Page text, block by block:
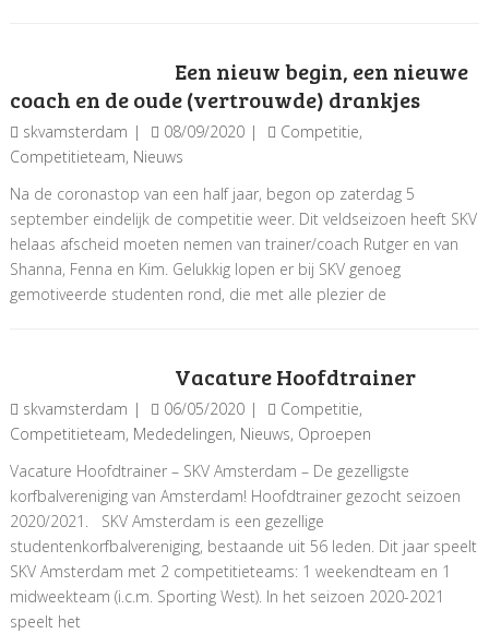
Een nieuw begin, een nieuwe
coach en de oude (vertrouwde) drankjes
skvamsterdam 08/09/2020 Competitie,
Competitieteam, Nieuws
Na de coronastop van een half jaar, begon op zaterdag 5
september eindelijk de competitie weer. Dit veldseizoen heeft SKV
helaas afscheid moeten nemen van trainer/coach Rutger en van
Shanna, Fenna en Kim. Gelukkig lopen er bij SKV genoeg
gemotiveerde studenten rond, die met alle plezier de
Vacature Hoofdtrainer
skvamsterdam 06/05/2020 Competitie,
Competitieteam, Mededelingen, Nieuws, Oproepen
Vacature Hoofdtrainer – SKV Amsterdam – De gezelligste
korfbalvereniging van Amsterdam! Hoofdtrainer gezocht seizoen
2020/2021. SKV Amsterdam is een gezellige
studentenkorfbalvereniging, bestaande uit 56 leden. Dit jaar speelt
SKV Amsterdam met 2 competitieteams: 1 weekendteam en 1
midweekteam (i.c.m. Sporting West). In het seizoen 2020-2021
speelt het